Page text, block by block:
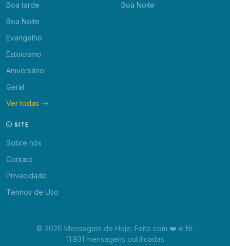
Boa tarde
Boa Noite
Evangelho
Estoicismo
Aniversário
Geral
Ver todas
Boa Noite
SITE
Sobre nós
Contato
Privacidade
Termos de Uso
© 2026 Mensagem de Hoje. Feito com ❤️ e fé.
11.931 mensagens publicadas